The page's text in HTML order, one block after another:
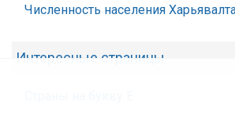
Численность населения
Интересные страницы